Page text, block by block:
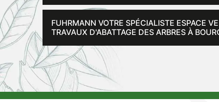
FUHRMANN VOTRE SPÉCIALISTE ESPACE
TRAVAUX D'ABATTAGE DES ARBRES À